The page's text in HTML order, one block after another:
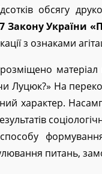
обсягу
Закону України
з ознаками
матеріал
Луцюк?» На
характер.
питань,